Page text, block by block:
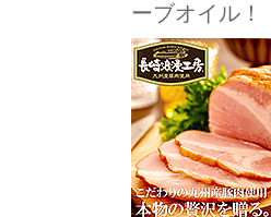
ーブオイル！